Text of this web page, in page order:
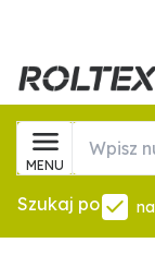
MENU
Szukaj po